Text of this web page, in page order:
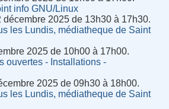
info GNU/Linux
décembre 2025 de 13h30 à 17h30.
les Lundis, médiatheque de Saint
2025 de 10h00 à 17h00.
ouvertes - Installations -
2025 de 09h30 à 18h00.
les Lundis, médiatheque de Saint